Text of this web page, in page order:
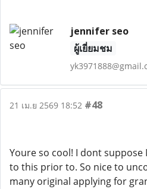
jennifer seo
ผู้เยี่ยมชม
21 เม.ย 2569 18:52 #48
Youre so cool! I dont
to this prior to. So nice to
many original applying for